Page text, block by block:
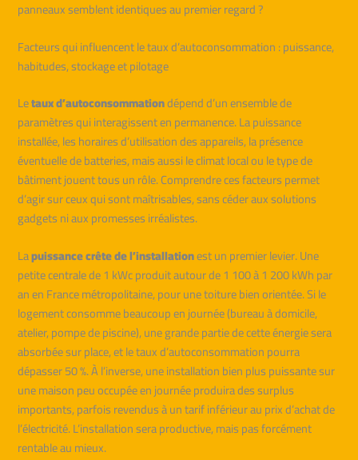
panneaux semblent identiques au premier regard ?
Facteurs qui influencent le taux d’autoconsommation : puissance,
habitudes, stockage et pilotage
Letaux d’autoconsommationdépend d’un ensemble de
paramètres qui interagissent en permanence. La puissance
installée, les horaires d’utilisation des appareils, la présence
éventuelle de batteries, mais aussi le climat local ou le type de
bâtiment jouent tous un rôle. Comprendre ces facteurs permet
d’agir sur ceux qui sont maîtrisables, sans céder aux solutions
gadgets ni aux promesses irréalistes.
Lapuissance crête de l’installationest un premier levier. Une
petite centrale de 1 kWc produit autour de 1 100 à 1 200 kWh par
an en France métropolitaine, pour une toiture bien orientée. Si le
logement consomme beaucoup en journée (bureau à domicile,
atelier, pompe de piscine), une grande partie de cette énergie sera
absorbée sur place, et le taux d’autoconsommation pourra
dépasser 50 %. À l’inverse, une installation bien plus puissante sur
une maison peu occupée en journée produira des surplus
importants, parfois revendus à un tarif inférieur au prix d’achat de
l’électricité. L’installation sera productive, mais pas forcément
rentable au mieux.